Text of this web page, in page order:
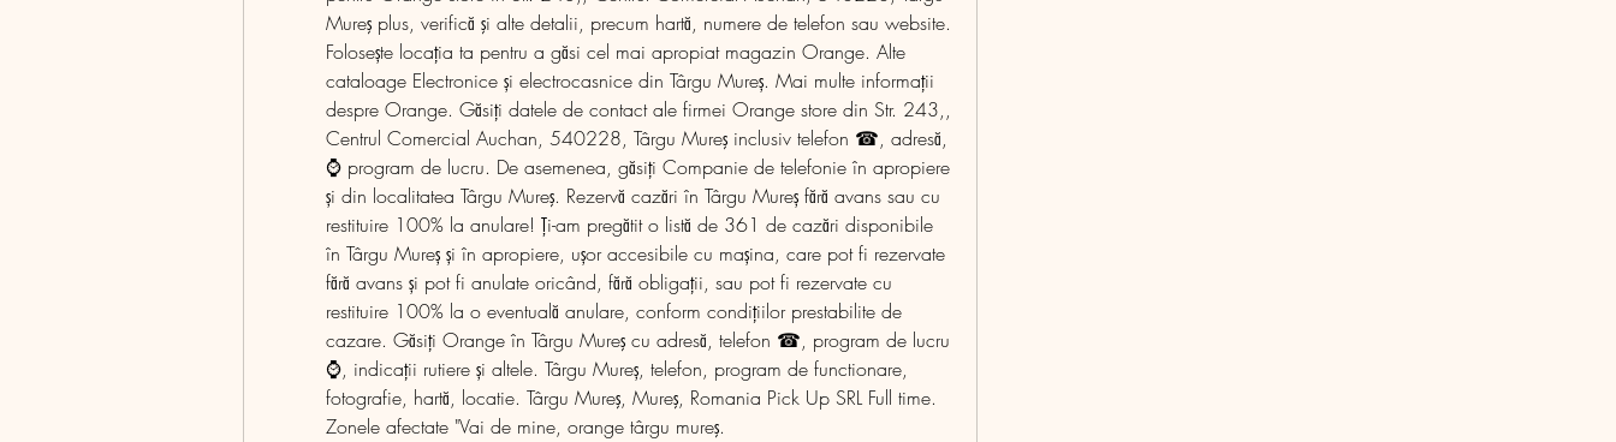
Mureş plus, verifică şi alte detalii, precum hartă, numere de telefon sau website.
Folosește locația ta pentru a găsi cel mai apropiat magazin Orange. Alte
cataloage Electronice și electrocasnice din Târgu Mureș. Mai multe informații
despre Orange. Găsiți datele de contact ale firmei Orange store din Str. 243,,
Centrul Comercial Auchan, 540228, Târgu Mureş inclusiv telefon ☎, adresă,
⌚ program de lucru. De asemenea, găsiți Companie de telefonie în apropiere
și din localitatea Târgu Mureş. Rezervă cazări în Târgu Mureș fără avans sau cu
restituire 100% la anulare! Ți-am pregătit o listă de 361 de cazări disponibile
în Târgu Mureș și în apropiere, ușor accesibile cu mașina, care pot fi rezervate
fără avans și pot fi anulate oricând, fără obligații, sau pot fi rezervate cu
restituire 100% la o eventuală anulare, conform condițiilor prestabilite de
cazare. Găsiți Orange în Târgu Mureş cu adresă, telefon ☎, program de lucru
⌚, indicații rutiere și altele. Târgu Mureș, telefon, program de functionare,
fotografie, hartă, locatie. Târgu Mureş, Mureş, Romania Pick Up SRL Full time.
Zonele afectate "Vai de mine, orange târgu mureş.